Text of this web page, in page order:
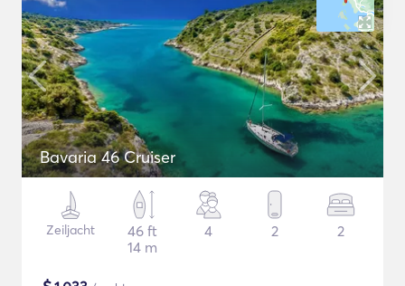
Bavaria 46 Cruiser
Zeiljacht
46 ft
14 m
4 2 2